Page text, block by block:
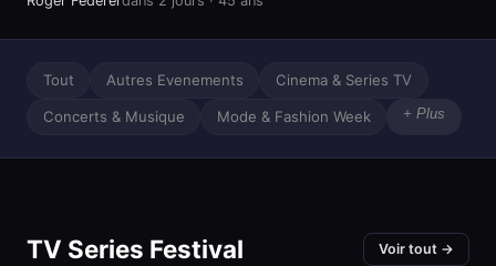
Tout Autres Evenements Cinema & Series TV
Concerts & Musique Mode & Fashion Week + Plus
TV Series Festival Voir tout →